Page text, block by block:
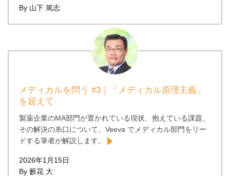
By 山下 篤志
メディカルを問う #3｜「メディカル原理主義」
を超えて
製薬企業のMA部門が置かれている現状、抱えている課題、
その解決の糸口について、Veeva でメディカル部門をリー
ドする筆者が解説します。
2026年1月15日
By 籔花 大